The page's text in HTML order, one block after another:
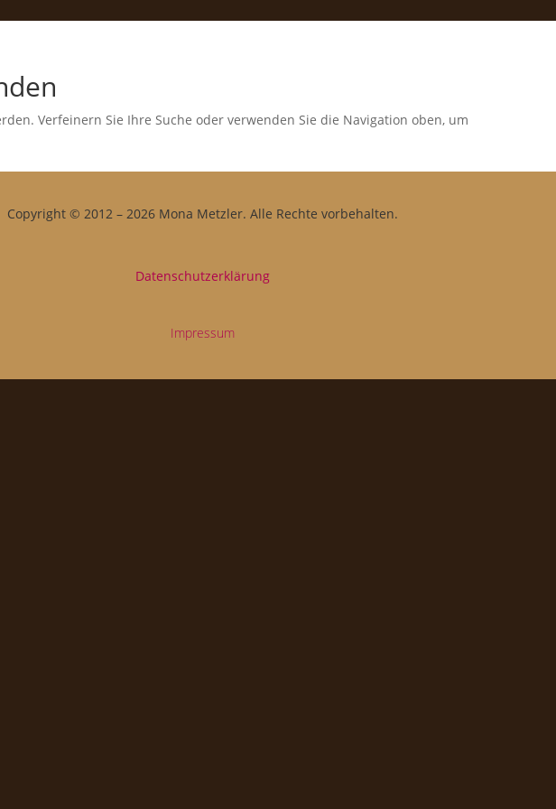
Verfeinern Sie Ihre Suche oder verwenden Sie die Navigation oben, um
Copyright © 2012 – 2026 Mona Metzler. Alle Rechte vorbehalten.
Datenschutzerklärung
Impressum